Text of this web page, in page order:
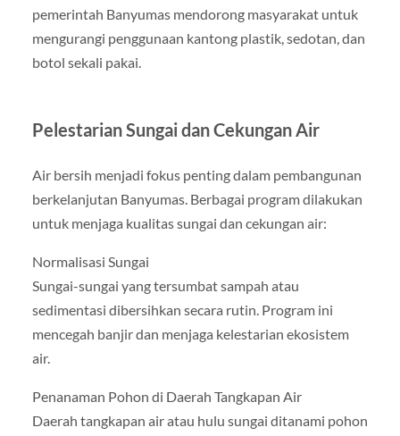
pemerintah Banyumas mendorong masyarakat untuk
mengurangi penggunaan kantong plastik, sedotan, dan
botol sekali pakai.
Pelestarian Sungai dan Cekungan Air
Air bersih menjadi fokus penting dalam pembangunan
berkelanjutan Banyumas. Berbagai program dilakukan
untuk menjaga kualitas sungai dan cekungan air:
Normalisasi Sungai
Sungai-sungai yang tersumbat sampah atau
sedimentasi dibersihkan secara rutin. Program ini
mencegah banjir dan menjaga kelestarian ekosistem
air.
Penanaman Pohon di Daerah Tangkapan Air
Daerah tangkapan air atau hulu sungai ditanami pohon